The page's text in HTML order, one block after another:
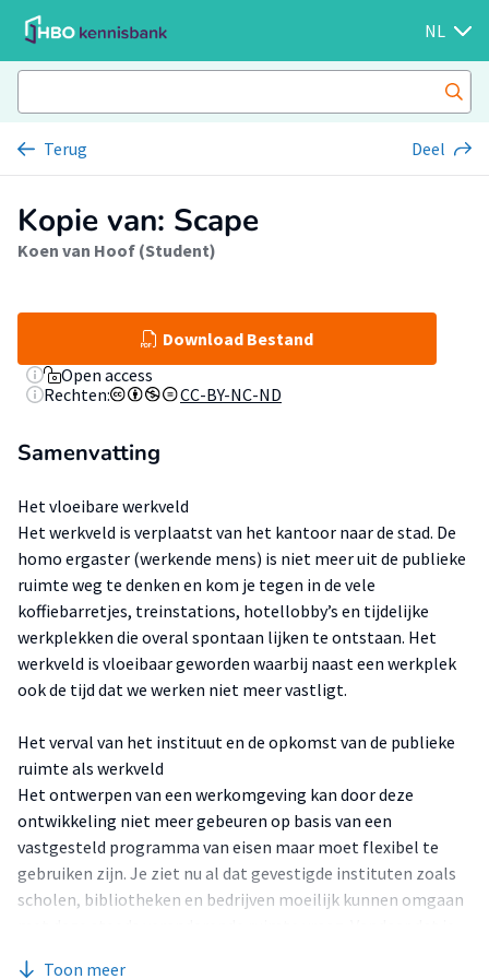
NL
Terug Deel
Kopie van: Scape
Koen van Hoof (Student)
Download Bestand
Open access
Rechten:
CC-BY-NC-ND
Samenvatting
Het vloeibare werkveld
Het werkveld is verplaatst van het kantoor naar de stad. De
homo ergaster (werkende mens) is niet meer uit de publieke
ruimte weg te denken en kom je tegen in de vele
koffiebarretjes, treinstations, hotellobby’s en tijdelijke
werkplekken die overal spontaan lijken te ontstaan. Het
werkveld is vloeibaar geworden waarbij naast een werkplek
ook de tijd dat we werken niet meer vastligt.
Het verval van het instituut en de opkomst van de publieke
ruimte als werkveld
Het ontwerpen van een werkomgeving kan door deze
ontwikkeling niet meer gebeuren op basis van een
vastgesteld programma van eisen maar moet flexibel te
gebruiken zijn. Je ziet nu al dat gevestigde instituten zoals
scholen, bibliotheken en bedrijven moeilijk kunnen omgaan
Toon meer